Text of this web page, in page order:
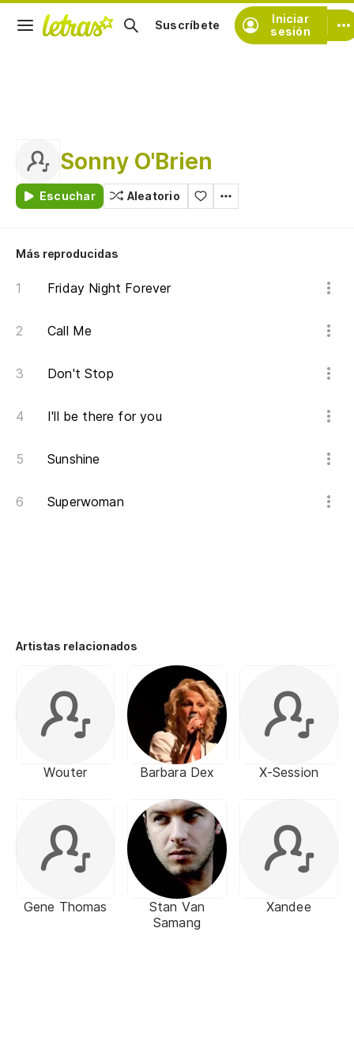
Iniciar
sesión
Suscríbete
Sonny O'Brien
Escuchar Aleatorio
Más reproducidas
Friday Night Forever
Call Me
Don't Stop
I'll be there for you
Sunshine
Superwoman
Artistas relacionados
Wouter Barbara Dex X-Session
Gene Thomas
Stan Van
Samang
Xandee